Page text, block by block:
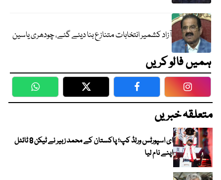
آزاد کشمیر انتخابات متنازع بنا دیئے گئے، چودھری یاسین
ہمیں فالو کریں
WhatsApp Twitter Facebook
متعلقہ خبریں
ای اسپورٹس ورلڈ کپ؛ پاکستان کے محمد زبیر نے ٹیکن 8 ٹائٹل
اپنے نام لیا